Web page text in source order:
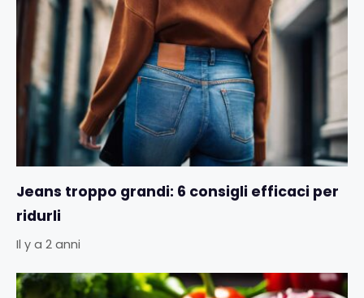
Jeans troppo grandi: 6 consigli efficaci per
ridurli
Il y a 2 anni